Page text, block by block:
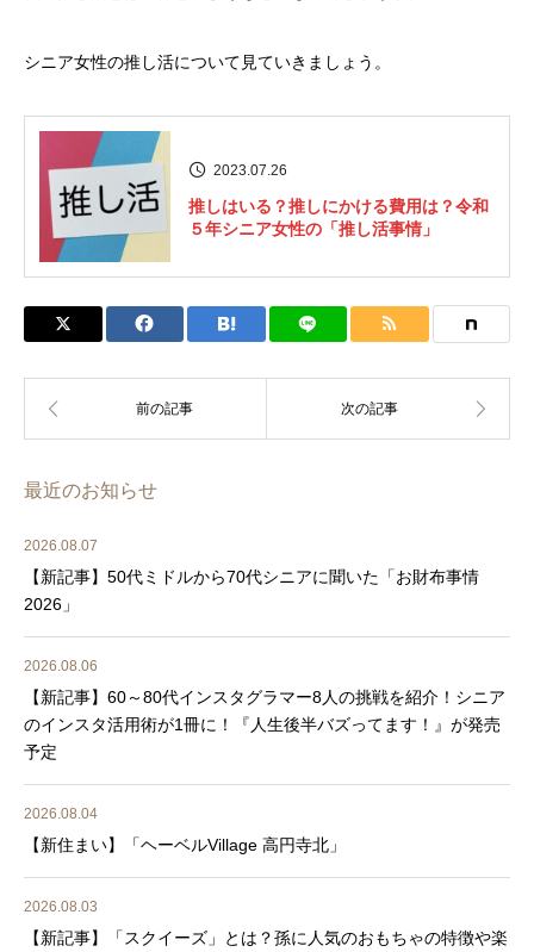
シニア女性の推し活について見ていきましょう。
2023.07.26
推しはいる？推しにかける費用は？令和
５年シニア女性の「推し活事情」
最近のお知らせ
2026.08.07
【新記事】50代ミドルから70代シニアに聞いた「お財布事情
2026」
2026.08.06
【新記事】60～80代インスタグラマー8人の挑戦を紹介！シニア
のインスタ活用術が1冊に！『人生後半バズってます！』が発売
予定
2026.08.04
【新住まい】「ヘーベルVillage 高円寺北」
2026.08.03
【新記事】「スクイーズ」とは？孫に人気のおもちゃの特徴や楽